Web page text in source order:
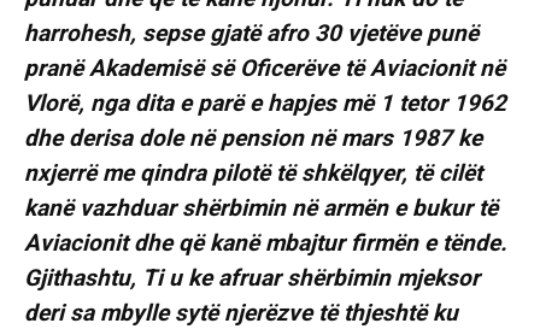
harrohesh, sepse gjatë afro 30 vjetëve punë
pranë Akademisë së Oficerëve të Aviacionit në
Vlorë, nga dita e parë e hapjes më 1 tetor 1962
dhe derisa dole në pension në mars 1987 ke
nxjerrë me qindra pilotë të shkëlqyer, të cilët
kanë vazhduar shërbimin në armën e bukur të
Aviacionit dhe që kanë mbajtur firmën e tënde.
Gjithashtu, Ti u ke afruar shërbimin mjeksor
deri sa mbylle sytë njerëzve të thjeshtë ku